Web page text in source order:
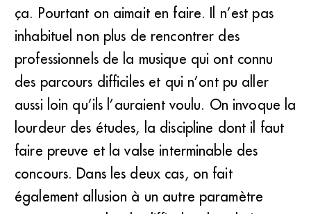
ça. Pourtant on aimait en faire. Il n’est pas
inhabituel non plus de rencontrer des
professionnels de la musique qui ont connu
des parcours difficiles et qui n’ont pu aller
aussi loin qu’ils l’auraient voulu. On invoque la
lourdeur des études, la discipline dont il faut
faire preuve et la valse interminable des
concours. Dans les deux cas, on fait
également allusion à un autre paramètre